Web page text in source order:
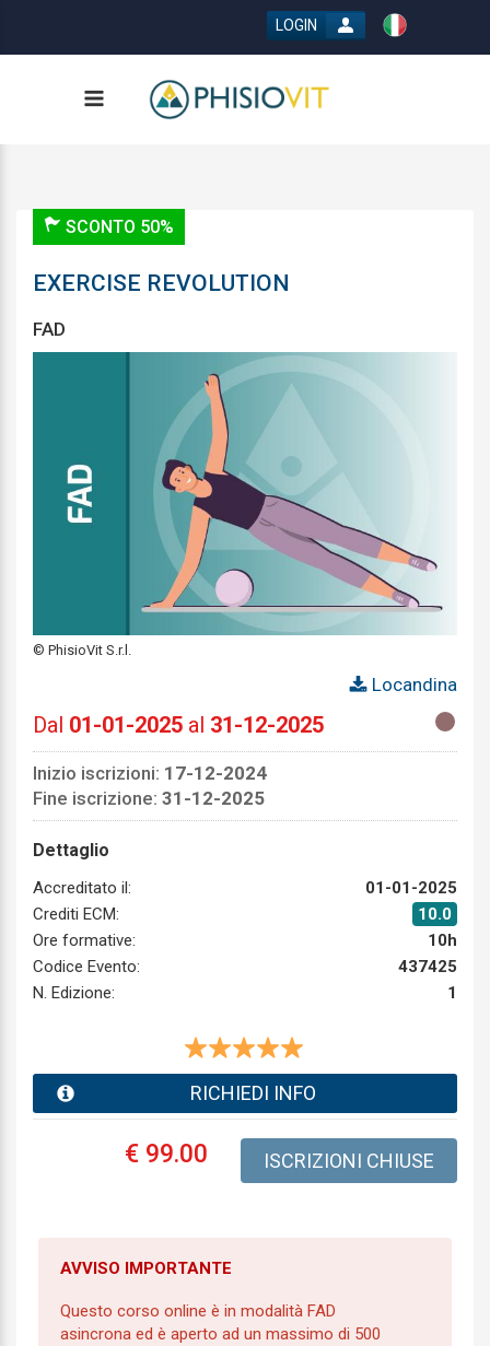
LOGIN
SCONTO 50%
EXERCISE REVOLUTION
FAD
© PhisioVit S.r.l.
Locandina
Dal 01-01-2025 al 31-12-2025
Inizio iscrizioni: 17-12-2024
Fine iscrizione: 31-12-2025
Dettaglio
Accreditato il:
01-01-2025
Crediti ECM:
10.0
Ore formative:
10h
Codice Evento:
437425
N. Edizione:
1
RICHIEDI INFO
ISCRIZIONI CHIUSE
€ 99.00
AVVISO IMPORTANTE
Questo corso online è in modalità FAD
asincrona ed è aperto ad un massimo di 500